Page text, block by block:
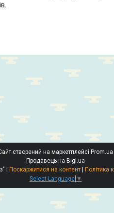
створений на маркетплейсі Prom.ua
Продавець на Bigl.ua
Магазин "Спецназ" | Поскаржитися на контент | Політика
Select Language ▼